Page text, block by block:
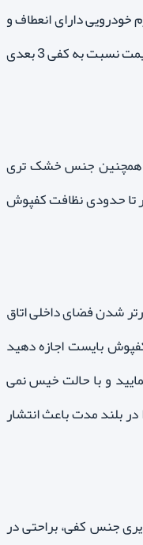
خودرویی دارای انعطاف و
نرمی بیشتری می باشد و طبیعتا از نظر قیمت نسبت به کفی 3 بعدی
و همچنین جنس خشک تری
امر تا حدودی نظافت کفپوش
شدن فضای داخلی اتاق
بایست اجازه دهید
و با حالت خیس نمی
در بلند مدت باعث انتشار
جنس کفی، براحتی در